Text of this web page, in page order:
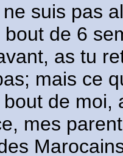
suis pas
de 6
as tu
mais ce
de moi,
mes